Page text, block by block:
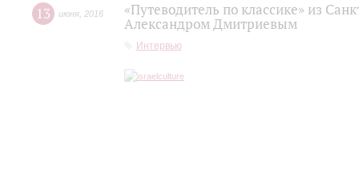
13 июня 2016
«Путеводитель по классике» из
Александром Дмитриевым
Интервью